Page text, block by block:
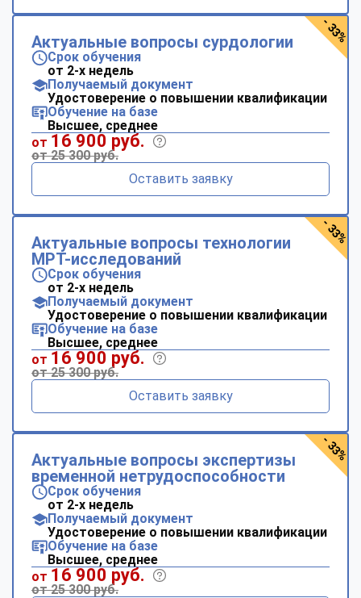
Актуальные вопросы сурдологии
Срок обучения
от 2-х недель
Получаемый документ
Удостоверение о повышении квалификации
Обучение на базе
Высшее, среднее
от 16 900 руб.
от 25 300 руб.
Оставить заявку
- 33%
Актуальные вопросы технологии
МРТ-исследований
Срок обучения
от 2-х недель
Получаемый документ
Удостоверение о повышении квалификации
Обучение на базе
Высшее, среднее
от 16 900 руб.
от 25 300 руб.
Оставить заявку
- 33%
Актуальные вопросы экспертизы
временной нетрудоспособности
Срок обучения
от 2-х недель
Получаемый документ
Удостоверение о повышении квалификации
Обучение на базе
Высшее, среднее
от 16 900 руб.
от 25 300 руб.
- 33%